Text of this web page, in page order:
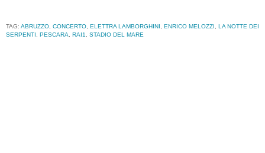
TAG: ABRUZZO, CONCERTO, ELETTRA LAMBORGHINI, ENRICO MELOZZI, LA NOTTE DEI
SERPENTI, PESCARA, RAI1, STADIO DEL MARE